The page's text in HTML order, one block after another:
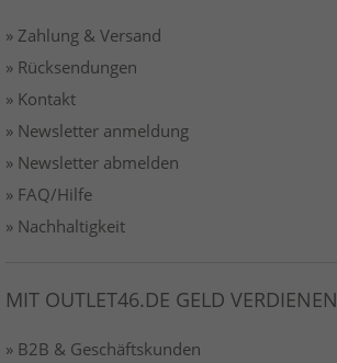
» Zahlung & Versand
» Rücksendungen
» Kontakt
» Newsletter anmeldung
» Newsletter abmelden
» FAQ/Hilfe
» Nachhaltigkeit
MIT OUTLET46.DE GELD VERDIENEN
» B2B & Geschäftskunden